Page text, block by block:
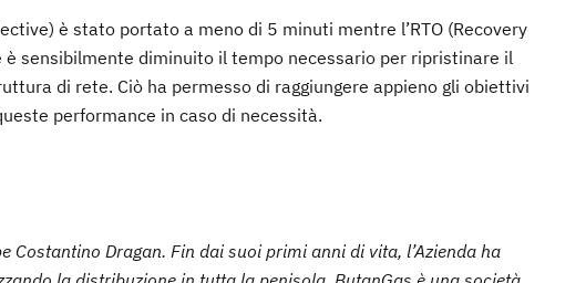
è stato portato a meno di 5 minuti mentre l’RTO (Recovery
sensibilmente diminuito il tempo necessario per ripristinare il
di rete. Ciò ha permesso di raggiungere appieno gli obiettivi
performance in caso di necessità.
Dragan. Fin dai suoi primi anni di vita, l’Azienda ha